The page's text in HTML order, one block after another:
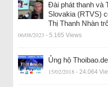
Đài phát thanh và
Slovakia (RTVS)
Thị Thanh Nhàn
06/08/2023 - 5.165 Views
Ủng hộ Thoibao.de
15/02/2018 - 24.064